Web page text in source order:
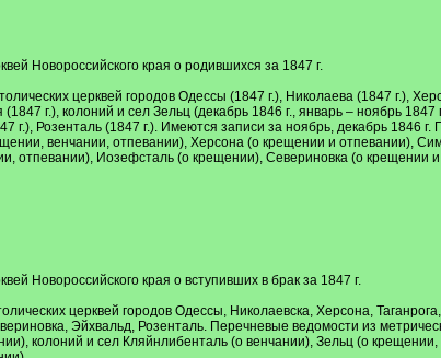
Новороссийского края о родившихся за 1847 г.
церквей городов Одессы (1847 г.), Николаева (1847 г.),
(1847 г.), колоний и сел Зельц (декабрь 1846 г., январь – ноябрь
г.), Розенталь (1847 г.). Имеются записи за ноябрь, декабрь 1846
венчании, отпевании), Херсона (о крещении и отпевании),
отпевании), Иозефсталь (о крещении), Севериновка (о крещении
Новороссийского края о вступивших в брак за 1847 г.
церквей городов Одессы, Николаевска, Херсона,
Эйхвальд, Розенталь. Перечневые ведомости из
колоний и сел Кляйнлибенталь (о венчании), Зельц (о